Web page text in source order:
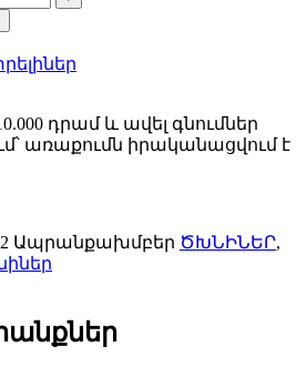
դրամ և ավել գնումներ
առաքումն իրականացվում է
Ապրանքախմբեր ԾԽՆԻՆԵՐ,